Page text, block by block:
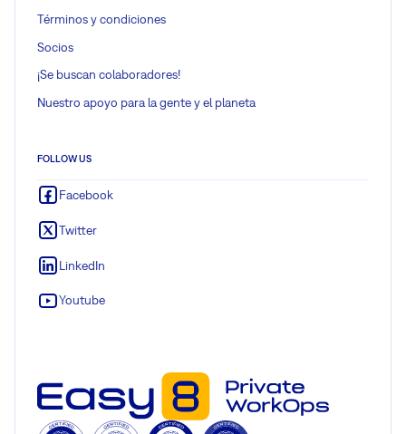
Términos y condiciones
Socios
¡Se buscan colaboradores!
Nuestro apoyo para la gente y el planeta
FOLLOW US
Facebook
Twitter
LinkedIn
Youtube